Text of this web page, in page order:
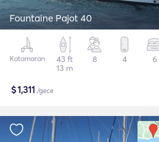
Fountaine Pajot 40
Katamaran
43 ft
13 m
8 4 6
$1,311 /gece